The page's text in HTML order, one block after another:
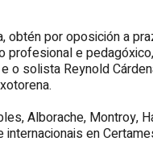
por oposición a
profesional e
o solista Reynold
Alborache, Montroy,
en